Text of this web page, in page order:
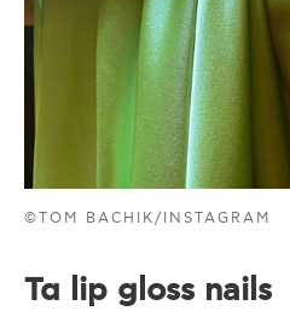
©TOM BACHIK/INSTAGRAM
Τα lip gloss nails